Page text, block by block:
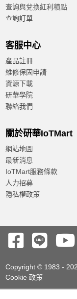
Add to compare
查詢與兌換紅利積點
查詢訂單
客服中心
產品註冊
維修保固申請
資源下載
研華學院
聯絡我們
關於研華IoTMart
網站地圖
最新消息
IoTMart服務條款
人力招募
隱私權政策
Copyright © 1983 -
Cookie 政策